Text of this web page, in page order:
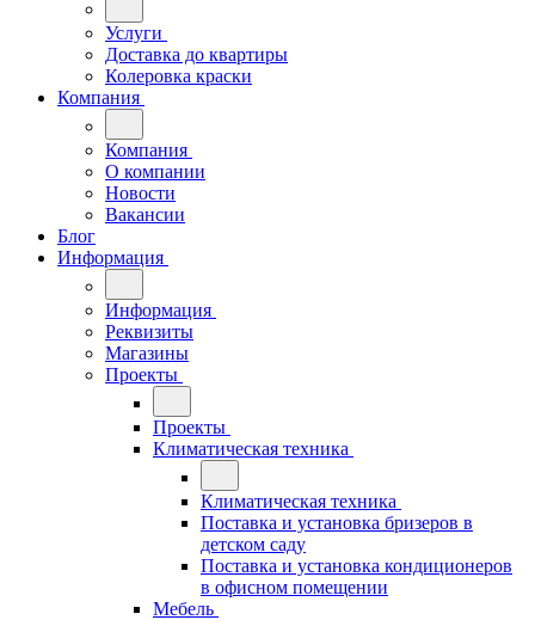
Услуги
Доставка до квартиры
Колеровка краски
Компания
Компания
О компании
Новости
Вакансии
Блог
Информация
Информация
Реквизиты
Магазины
Проекты
Проекты
Климатическая техника
Климатическая техника
Поставка и установка бризеров в
детском саду
Поставка и установка кондиционеров
в офисном помещении
Мебель